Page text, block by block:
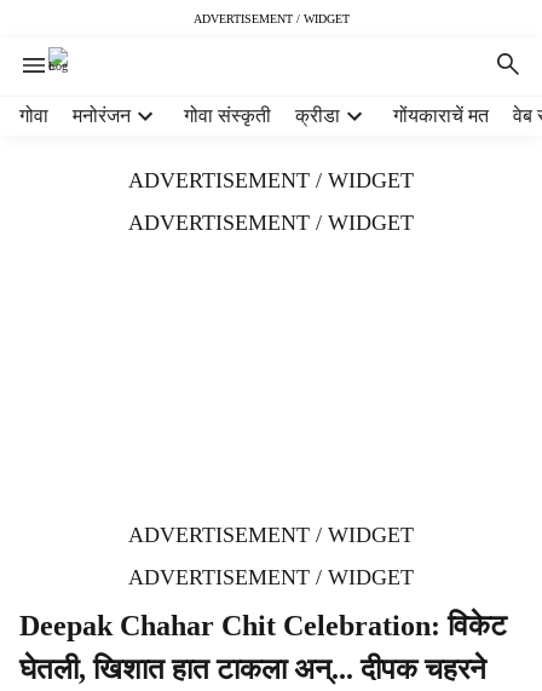
ADVERTISEMENT / WIDGET
गोवा मनोरंजन गोवा संस्कृती क्रीडा गोंयकाराचें मत वेब
ADVERTISEMENT / WIDGET
ADVERTISEMENT / WIDGET
ADVERTISEMENT / WIDGET
ADVERTISEMENT / WIDGET
Deepak Chahar Chit Celebration: विकेट
घेतली, खिशात हात टाकला अन्... दीपक चहरने